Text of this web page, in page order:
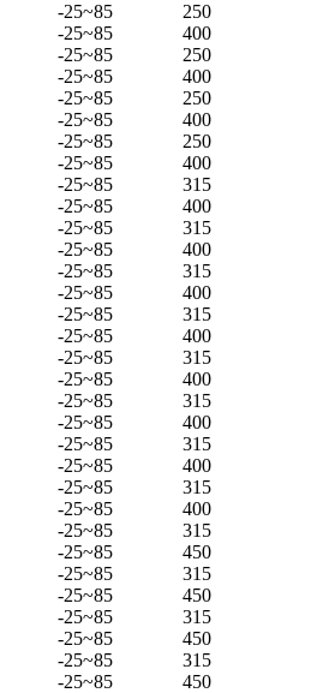
-25~85
250
-25~85
400
-25~85
250
-25~85
400
-25~85
250
-25~85
400
-25~85
250
-25~85
400
-25~85
315
-25~85
400
-25~85
315
-25~85
400
-25~85
315
-25~85
400
-25~85
315
-25~85
400
-25~85
315
-25~85
400
-25~85
315
-25~85
400
-25~85
315
-25~85
400
-25~85
315
-25~85
400
-25~85
315
-25~85
450
-25~85
315
-25~85
450
-25~85
315
-25~85
450
-25~85
315
-25~85
450